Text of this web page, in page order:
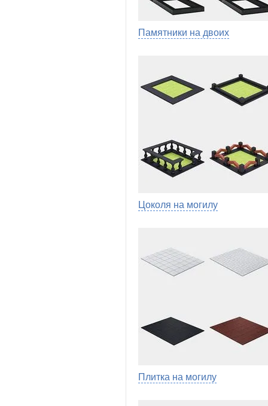
Памятники на двоих
Цоколя на могилу
Плитка на могилу